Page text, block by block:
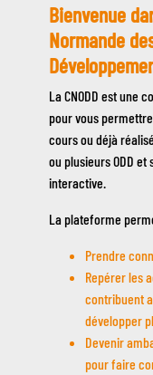
Description
de
la
page
d'accueil
Bienvenue
Normande
La CNODD est une
pour vous
cours ou déjà
ou plusieurs ODD
interactive.
La plateforme
Prendre
Repérer les
contribuent
développer
Devenir
pour faire